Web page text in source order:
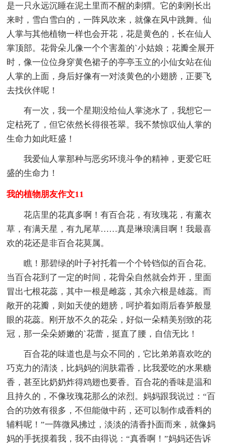
是一只永远沉睡在泥土里而不醒的刺猬。它的刺刚长出
来时，雪白雪白的，一阵风吹来，就像在风中跳舞。仙
人掌与其他植物一样也会开花，花是黄色的，长在仙人
掌顶部。花骨朵儿像一个个害羞的`小姑娘；花瓣全展开
时，像一位位身穿黄色裙子的亭亭玉立的小仙女站在仙
人掌的上面，身后好像有一对淡黄色的小翅膀，正要飞
去找伙伴呢！
有一次，我一个星期没给仙人掌浇水了，我想它一
定枯死了，但它依然长得很苍翠。我不禁惊叹仙人掌的
生命力如此旺盛！
我爱仙人掌那种与恶劣环境斗争的精神，更爱它旺
盛的生命力！
我的植物朋友作文11
花店里的花真多啊！有百合花，有玫瑰花，有薰衣
草，有满天星，有九尾草……真是琳琅满目啊！我最喜
欢的花还是非百合花莫属。
瞧！那碧绿的叶子衬托着一个个铃铛似的百合花。
当百合花到了一定的时间，花骨朵自然就会炸开，里面
冒出七根花蕊，其中一根是雌蕊，其余六根是雄蕊。而
敞开的花瓣，则如天使的翅膀，呵护着如雨后春笋般显
眼的花蕊。刚开放不久的花朵，好似一朵精美别致的花
冠，那一朵朵娇嫩的`花蕾，挺直了腰，自信无比！
百合花的味道也是与众不同的，它比弟弟喜欢吃的
巧克力的清淡，比妈妈的润肤霜香，比我爱吃的水果糖
香，甚至比奶奶炸得鸡翅也要香。百合花的香味是温和
且持久的，不像玫瑰花那么的浓烈。妈妈跟我说过：“百
合的功效有很多，不但能做中药，还可以制作成香料的
辅料呢！”一阵微风拂过，淡淡的清香扑面而来，就像妈
妈的手抚摸着我，我不由得说：“真香啊！”妈妈还告诉